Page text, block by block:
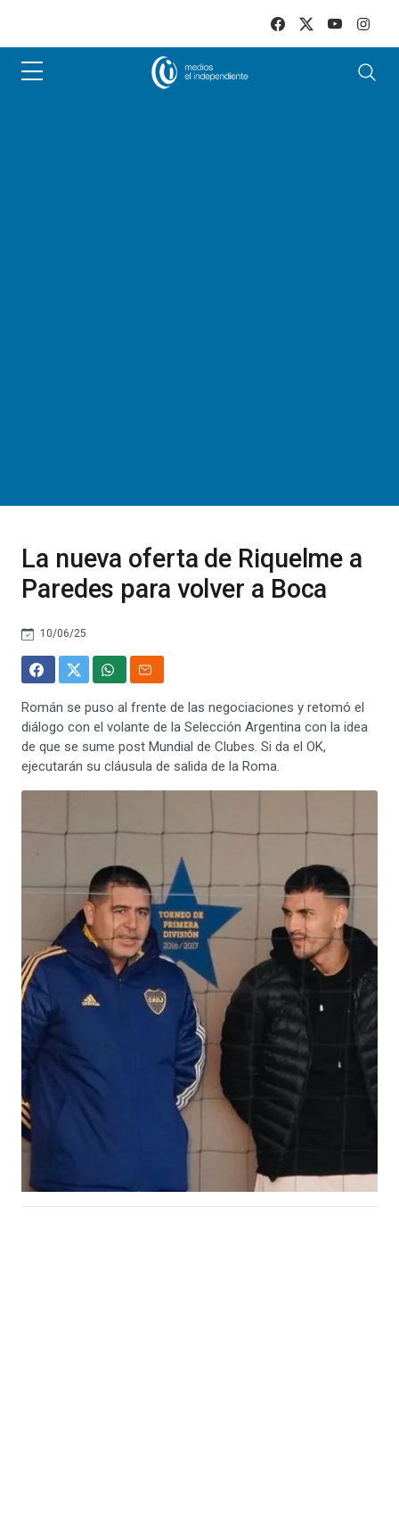
La nueva oferta de Riquelme a
Paredes para volver a Boca
10/06/25
Román se puso al frente de las negociaciones y retomó el
diálogo con el volante de la Selección Argentina con la idea
de que se sume post Mundial de Clubes. Si da el OK,
ejecutarán su cláusula de salida de la Roma.